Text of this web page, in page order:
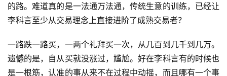
的路。难道真的是一法通万法通，传统生意的训练，已经让
李科言至少从交易理念上直接进阶了成熟交易者？
一路跌一路买，一两个礼拜买一次，从几百到几千到几万。
遗憾的是，自从买就没涨过，尴尬。好在李科言有的时候也
是一根筋，认准的事从来不在过程中动摇，而且哪有一个事